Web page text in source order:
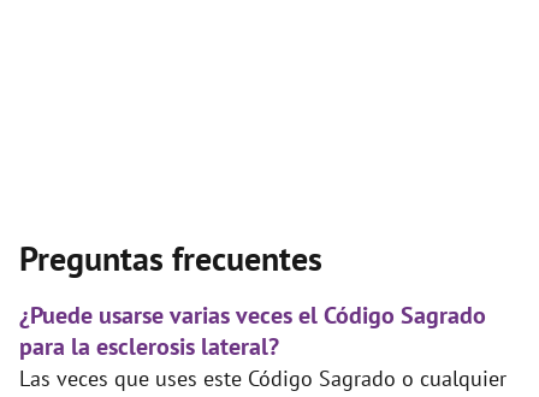
Preguntas frecuentes
¿Puede usarse varias veces el Código Sagrado
para la esclerosis lateral?
Las veces que uses este Código Sagrado o cualquier